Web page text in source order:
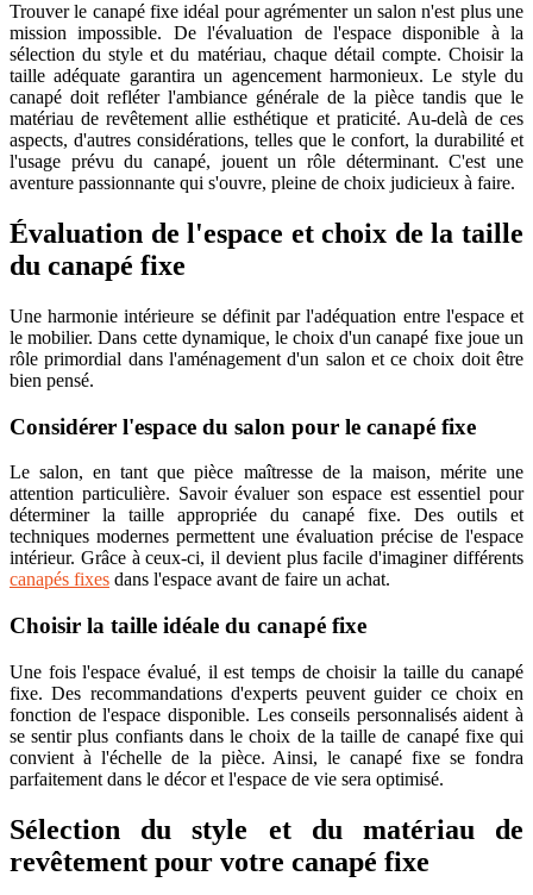
Trouver le canapé fixe idéal pour agrémenter un salon n'est plus une
mission impossible. De l'évaluation de l'espace disponible à la
sélection du style et du matériau, chaque détail compte. Choisir la
taille adéquate garantira un agencement harmonieux. Le style du
canapé doit refléter l'ambiance générale de la pièce tandis que le
matériau de revêtement allie esthétique et praticité. Au-delà de ces
aspects, d'autres considérations, telles que le confort, la durabilité et
l'usage prévu du canapé, jouent un rôle déterminant. C'est une
aventure passionnante qui s'ouvre, pleine de choix judicieux à faire.
Évaluation de l'espace et choix de la taille
du canapé fixe
Une harmonie intérieure se définit par l'adéquation entre l'espace et
le mobilier. Dans cette dynamique, le choix d'un canapé fixe joue un
rôle primordial dans l'aménagement d'un salon et ce choix doit être
bien pensé.
Considérer l'espace du salon pour le canapé fixe
Le salon, en tant que pièce maîtresse de la maison, mérite une
attention particulière. Savoir évaluer son espace est essentiel pour
déterminer la taille appropriée du canapé fixe. Des outils et
techniques modernes permettent une évaluation précise de l'espace
intérieur. Grâce à ceux-ci, il devient plus facile d'imaginer différents
canapés fixes dans l'espace avant de faire un achat.
Choisir la taille idéale du canapé fixe
Une fois l'espace évalué, il est temps de choisir la taille du canapé
fixe. Des recommandations d'experts peuvent guider ce choix en
fonction de l'espace disponible. Les conseils personnalisés aident à
se sentir plus confiants dans le choix de la taille de canapé fixe qui
convient à l'échelle de la pièce. Ainsi, le canapé fixe se fondra
parfaitement dans le décor et l'espace de vie sera optimisé.
Sélection du style et du matériau de
revêtement pour votre canapé fixe